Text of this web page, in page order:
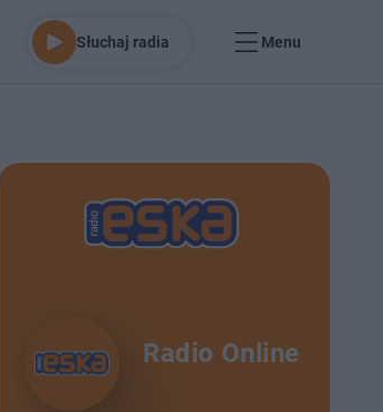
Słuchaj radia Menu
Radio Online